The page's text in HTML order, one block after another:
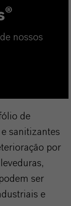
nossos
de
sanitizantes
por
ser
e